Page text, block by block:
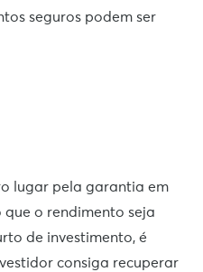
seguros podem ser
lugar pela garantia em
o rendimento seja
de investimento, é
consiga recuperar